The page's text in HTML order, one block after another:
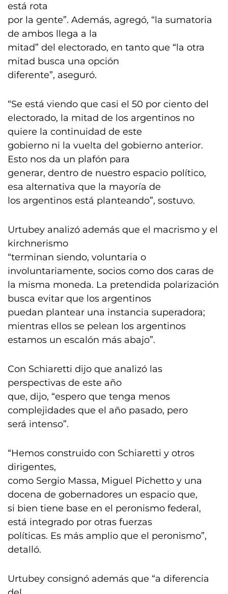
está rota
por la gente”. Además, agregó, “la sumatoria
de ambos llega a la
mitad” del electorado, en tanto que “la otra
mitad busca una opción
diferente”, aseguró.
“Se está viendo que casi el 50 por ciento del
electorado, la mitad de los argentinos no
quiere la continuidad de este
gobierno ni la vuelta del gobierno anterior.
Esto nos da un plafón para
generar, dentro de nuestro espacio político,
esa alternativa que la mayoría de
los argentinos está planteando”, sostuvo.
Urtubey analizó además que el macrismo y el
kirchnerismo
“terminan siendo, voluntaria o
involuntariamente, socios como dos caras de
la misma moneda. La pretendida polarización
busca evitar que los argentinos
puedan plantear una instancia superadora;
mientras ellos se pelean los argentinos
estamos un escalón más abajo”.
Con Schiaretti dijo que analizó las
perspectivas de este año
que, dijo, “espero que tenga menos
complejidades que el año pasado, pero
será intenso”.
“Hemos construido con Schiaretti y otros
dirigentes,
como Sergio Massa, Miguel Pichetto y una
docena de gobernadores un espacio que,
si bien tiene base en el peronismo federal,
está integrado por otras fuerzas
políticas. Es más amplio que el peronismo”,
detalló.
Urtubey consignó además que “a diferencia